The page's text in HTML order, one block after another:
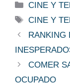
Categorías
CINE Y
Etiquetas
CINE Y
RANKING
COMER
OCUPADO